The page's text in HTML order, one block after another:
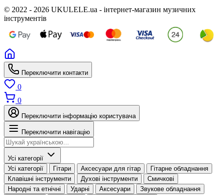
© 2022 - 2026 UKULELE.ua - інтернет-магазин музичних
інструментів
Переключити контакти
0
0
Переключити інформацію користувача
Переключити навігацію
Усі категорії
Усі категорії
Гітари Аксесуари для гітар
Гітарне обладнання
Клавішні інструменти
Духові інструменти
Смичкові
Народні та етнічні
Ударні Аксесуари
Звукове обладнання